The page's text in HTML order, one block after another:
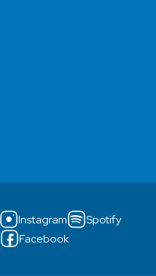
Instagram
Spotify
Facebook